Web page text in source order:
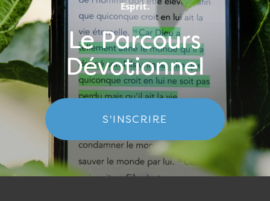
Esprit.
Le Parcours
Dévotionnel
S'INSCRIRE